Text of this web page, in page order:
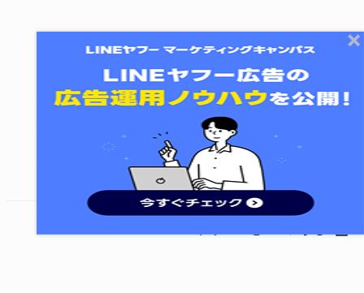
終了する 次のレッスンに進む
レッスンをシェアする